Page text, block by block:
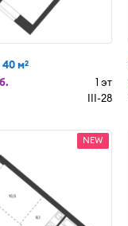
40 м2
1 эт
III-28
NEW